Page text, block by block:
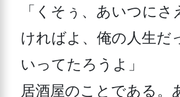
「くそぅ、あいつにさ
ければよ、俺の人生だ
いってたろうよ」
居酒屋のことである。